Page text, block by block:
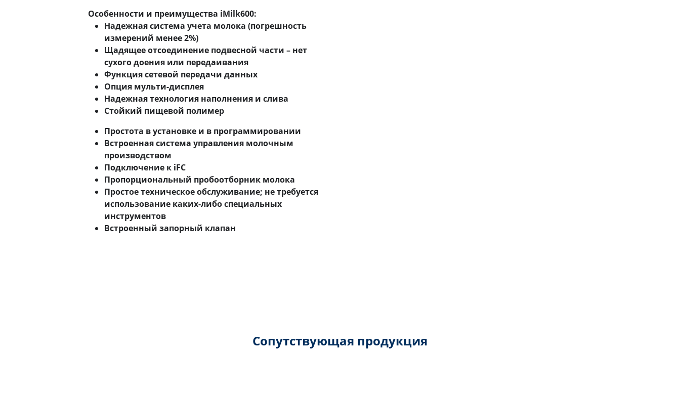
Особенности и преимущества iMilk600:
Надежная система учета молока (погрешность
измерений менее 2%)
Щадящее отсоединение подвесной части – нет
сухого доения или передаивания
Функция сетевой передачи данных
Опция мульти-дисплея
Надежная технология наполнения и слива
Стойкий пищевой полимер
Простота в установке и в программировании
Встроенная система управления молочным
производством
Подключение к iFC
Пропорциональный пробоотборник молока
Простое техническое обслуживание; не требуется
использование каких-либо специальных
инструментов
Встроенный запорный клапан
Сопутствующая продукция